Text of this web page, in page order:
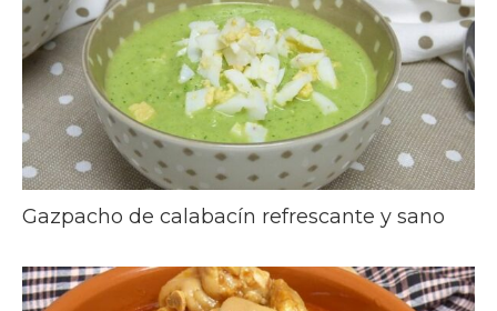
Gazpacho de calabacín refrescante y sano